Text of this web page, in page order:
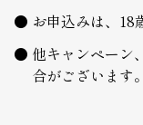
お申込みは、18
他キャンペーン
合がございます。